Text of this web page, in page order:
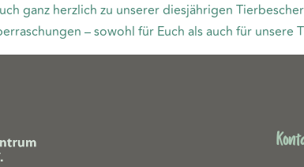
ganz herzlich zu unserer diesjährigen
– sowohl für Euch als auch für unsere